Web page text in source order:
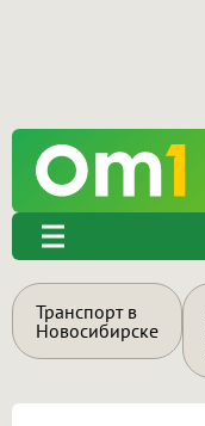
Транспорт в
Новосибирске